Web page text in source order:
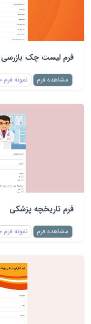
فرم لیست چک بازرسی
مشاهده فرم نمونه
فرم تاریخچه پزشکی
مشاهده فرم نمونه